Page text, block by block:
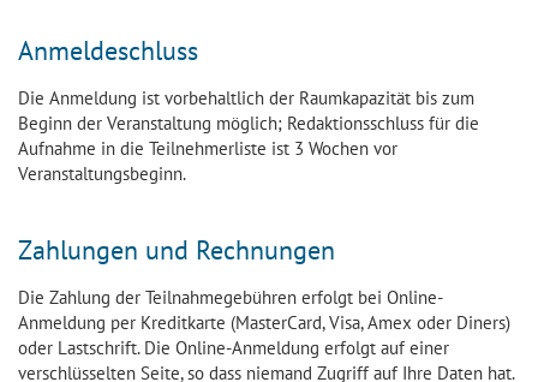
Anmeldeschluss
Die Anmeldung ist vorbehaltlich der Raumkapazität bis zum
Beginn der Veranstaltung möglich; Redaktionsschluss für die
Aufnahme in die Teilnehmerliste ist 3 Wochen vor
Veranstaltungsbeginn.
Zahlungen und Rechnungen
Die Zahlung der Teilnahmegebühren erfolgt bei Online-
Anmeldung per Kreditkarte (MasterCard, Visa, Amex oder Diners)
oder Lastschrift. Die Online-Anmeldung erfolgt auf einer
verschlüsselten Seite, so dass niemand Zugriff auf Ihre Daten hat.